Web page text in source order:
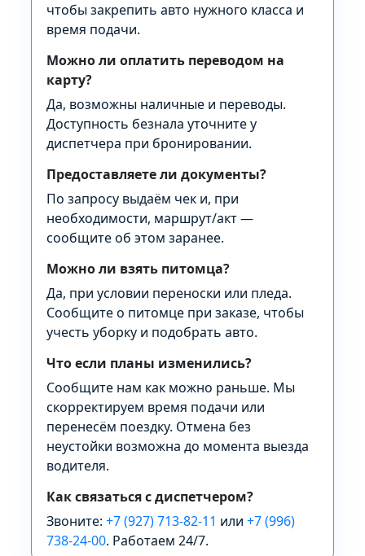
чтобы закрепить авто нужного класса и
время подачи.
Можно ли оплатить переводом на
карту?
Да, возможны наличные и переводы.
Доступность безнала уточните у
диспетчера при бронировании.
Предоставляете ли документы?
По запросу выдаём чек и, при
необходимости, маршрут/акт —
сообщите об этом заранее.
Можно ли взять питомца?
Да, при условии переноски или пледа.
Сообщите о питомце при заказе, чтобы
учесть уборку и подобрать авто.
Что если планы изменились?
Сообщите нам как можно раньше. Мы
скорректируем время подачи или
перенесём поездку. Отмена без
неустойки возможна до момента выезда
водителя.
Как связаться с диспетчером?
Звоните: +7 (927) 713-82-11 или +7 (996)
738-24-00. Работаем 24/7.